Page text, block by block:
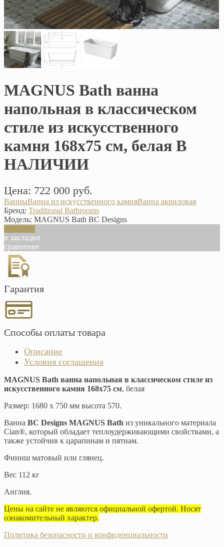
MAGNUS Bath ванна
напольная в классическом
стиле из искусственного
камня 168х75 см, белая В
НАЛИЧИИ
Цена: 722 000 руб.
ВанныВанна из искусственного камняВанна акриловая
Бренд: Traditional Bathrooms
Модель: MAGNUS Bath BC Designs
в закладки
сравнение
Гарантия
Способы оплаты товара
Описание
Условия соглашения
MAGNUS Bath ванна напольная в классическом стиле из
искусственного камня 168х75 см, белая
Размер: 1680 х 750 мм высота 570.
Ванна BC Designs MAGNUS Bath из уникального материала
Cian®, который обладает теплоудерживающими свойствами, а
также устойчив к царапинам и пятнам.
Финиш матовый или глянец.
Вес 112 кг
Англия.
Цены на сайте не являются официальной офертой. Носят
ознакомительный характер.
Политика безопасности и конфиденциальности